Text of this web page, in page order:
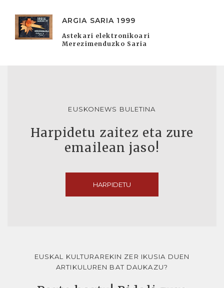
ARGIA SARIA 1999
Astekari elektronikoari
Merezimenduzko Saria
EUSKONEWS BULETINA
Harpidetu zaitez eta zure
emailean jaso!
HARPIDETU
EUSKAL KULTURAREKIN ZER IKUSIA DUEN
ARTIKULUREN BAT DAUKAZU?